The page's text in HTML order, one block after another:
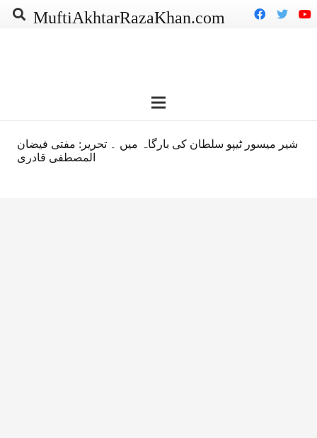
MuftiAkhtarRazaKhan.com
شیر میسور ٹیپو سلطان کی بارگاہ میں ۔ تحریر: مفتی فیضان
المصطفی قادری